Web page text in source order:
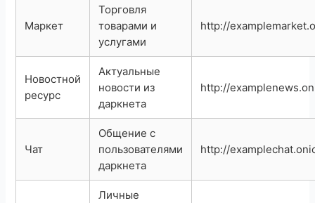
Маркет
Торговля
товарами и
услугами
http://
Новостной
ресурс
Актуальные
новости из
даркнета
http://
Чат
Общение с
пользователями
даркнета
http://
Личные